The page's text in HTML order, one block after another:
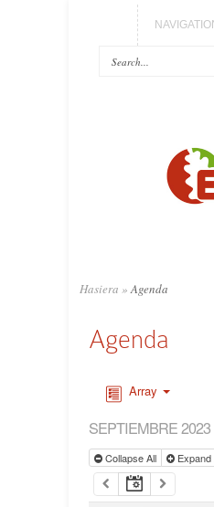
Hasiera » Agenda
Agenda
Array
SEPTIEMBRE 2023
Collapse All Expand